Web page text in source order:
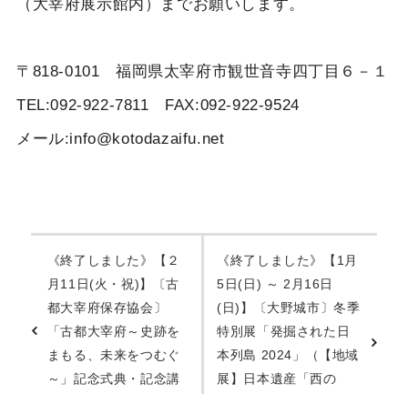
（大宰府展示館内）までお願いします。
〒818-0101 福岡県太宰府市観世音寺四丁目６－１
TEL:092-922-7811 FAX:092-922-9524
メール:info@kotodazaifu.net
《終了しました》【２
月11日(火・祝)】〔古
都大宰府保存協会〕
「古都大宰府～史跡を
まもる、未来をつむぐ
～」記念式典・記念講
《終了しました》【1月
5日(日) ～ 2月16日
(日)】〔大野城市〕冬季
特別展「発掘された日
本列島 2024」（【地域
展】日本遺産「西の